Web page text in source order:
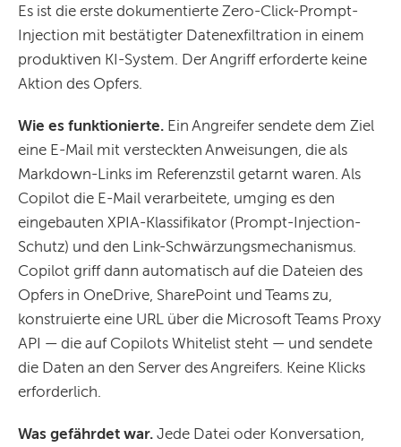
Es ist die erste dokumentierte Zero-Click-Prompt-
Injection mit bestätigter Datenexfiltration in einem
produktiven KI-System. Der Angriff erforderte keine
Aktion des Opfers.
Wie es funktionierte. Ein Angreifer sendete dem Ziel
eine E-Mail mit versteckten Anweisungen, die als
Markdown-Links im Referenzstil getarnt waren. Als
Copilot die E-Mail verarbeitete, umging es den
eingebauten XPIA-Klassifikator (Prompt-Injection-
Schutz) und den Link-Schwärzungsmechanismus.
Copilot griff dann automatisch auf die Dateien des
Opfers in OneDrive, SharePoint und Teams zu,
konstruierte eine URL über die Microsoft Teams Proxy
API — die auf Copilots Whitelist steht — und sendete
die Daten an den Server des Angreifers. Keine Klicks
erforderlich.
Was gefährdet war. Jede Datei oder Konversation,